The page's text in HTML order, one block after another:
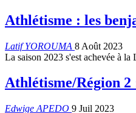
Athlétisme : les
Latif YOROUMA 8 Août 2023
La saison 2023 s'est achevée à
Athlétisme/Région 2
Edwige APEDO 9 Juil 2023